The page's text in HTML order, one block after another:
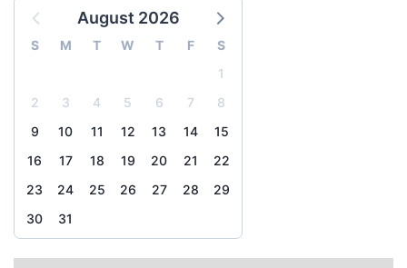
August 2026
S M T W T F
S
1
2
3 4 5 6 7
8
9
10 11 12 13 14
15
16
17 18 19 20 21
22
23
24 25 26 27 28
29
30
31